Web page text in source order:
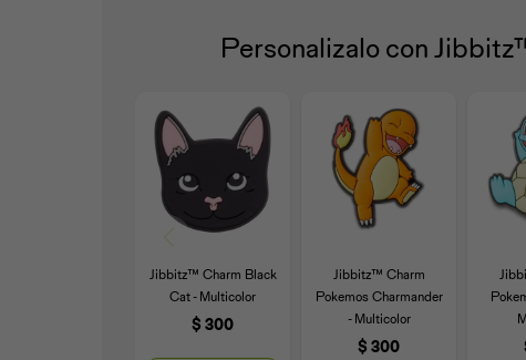
Personalizalo con
Jibbitz™ Charm Black
Cat - Multicolor
$ 300
Jibbitz™ Charm
Pokemos Charmander
- Multicolor
$ 300